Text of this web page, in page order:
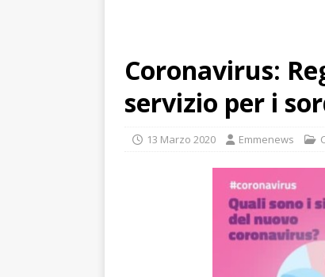
Coronavirus:
servizio per i
13 Marzo 2020 Emmenews